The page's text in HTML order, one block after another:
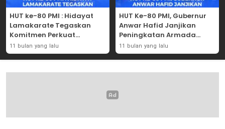
HUT ke-80 PMI : Hidayat
Lamakarate Tegaskan
Komitmen Perkuat
Solidaritas Kemanusiaan
11 bulan yang lalu
HUT Ke-80 PMI, Gubernur
Anwar Hafid Janjikan
Peningkatan Armada
Mobil Donor Darah
11 bulan yang lalu